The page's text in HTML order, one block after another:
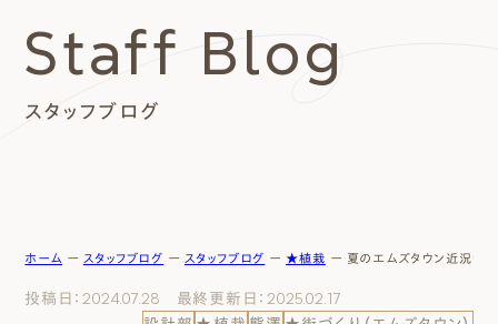
エムズを愛する人たち
施工事例
エムズのこと
スタッフブログ
Staff Blog
ホーム ー スタッフブログ ー スタッフブログ ー ★植栽 ー 夏のエムズタウン近況報告
投稿日：2024.07.28 最終更新日：2025.02.17